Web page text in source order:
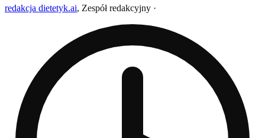
redakcja dietetyk.ai, Zespół redakcyjny ·